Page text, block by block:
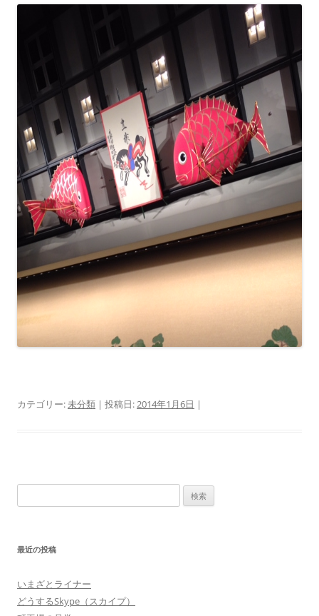
カテゴリー:未分類 | 投稿日:2014年1月6日 |
索:
最近の投稿
いまざとライナー
どうするSkype（スカイプ）